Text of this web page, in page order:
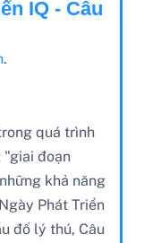
IQ - Câu
.
quá trình
"giai đoạn
khả năng
Phát Triển
đố lý thú, Câu